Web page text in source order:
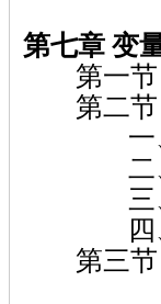
第七章 变
第一节
第二节
一、
二、
三、
四、
第三节